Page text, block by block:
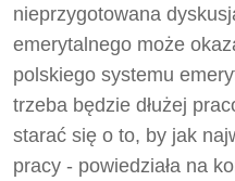
nieprzygotowana
emerytalnego może
polskiego systemu
trzeba będzie dłużej
starać się o to, by jak
pracy - powiedziała na